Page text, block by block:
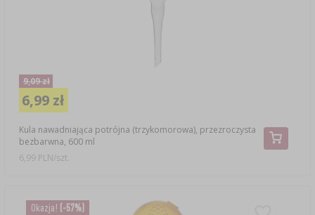
Kula nawadniająca potrójna (trzykomorowa), przezroczysta
bezbarwna, 600 ml
9,09 zł
6,99 zł
6,99 PLN/szt.
Okazja! (-57%)